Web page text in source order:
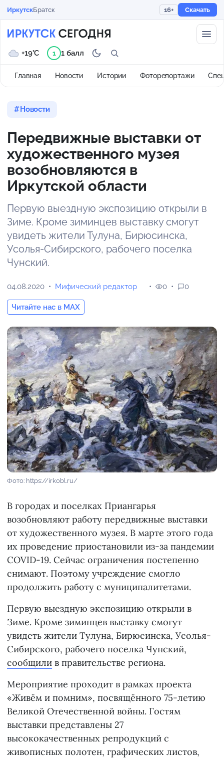
ИркутскБратск 16+ Скачать
Главная Новости Истории Фоторепортажи
+19°C 1 1 балл
Новости
Передвижные выставки от
художественного музея
возобновляются в
Иркутской области
Первую выездную экспозицию открыли в
Зиме. Кроме зиминцев выставку смогут
увидеть жители Тулуна, Бирюсинска,
Усолья-Сибирского, рабочего поселка
Чунский.
04.08.2020 Мифический редактор
Читайте нас в MAX
0 0
Фото: https://irkobl.ru/
В городах и поселках Приангарья
возобновляют работу передвижные выставки
от художественного музея. В марте этого года
их проведение приостановили из-за пандемии
COVID-19. Сейчас ограничения постепенно
снимают. Поэтому учреждение смогло
продолжить работу с муниципалитетами.
Первую выездную экспозицию открыли в
Зиме. Кроме зиминцев выставку смогут
увидеть жители Тулуна, Бирюсинска, Усолья-
Сибирского, рабочего поселка Чунский,
сообщили в правительстве региона.
Мероприятие проходит в рамках проекта
«Живём и помним», посвящённого 75-летию
Великой Отечественной войны. Гостям
выставки представлены 27
высококачественных репродукций с
живописных полотен, графических листов,